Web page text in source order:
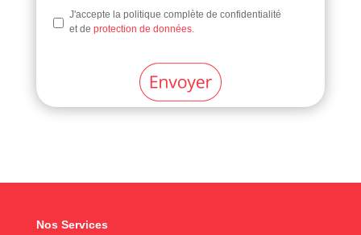
J'accepte la politique complète de confidentialité
et de protection de données.
Nos Services